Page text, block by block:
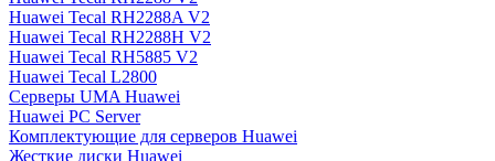
Huawei Tecal RH2288A V2
Huawei Tecal RH2288H V2
Huawei Tecal RH5885 V2
Huawei Tecal L2800
Серверы UMA Huawei
Huawei PC Server
Комплектующие для серверов Huawei
Жесткие диски Huawei